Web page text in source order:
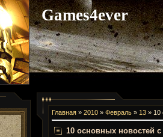
Games4ever
Главная » 2010 » Февраль » 13 » 10
10 основных новостей с